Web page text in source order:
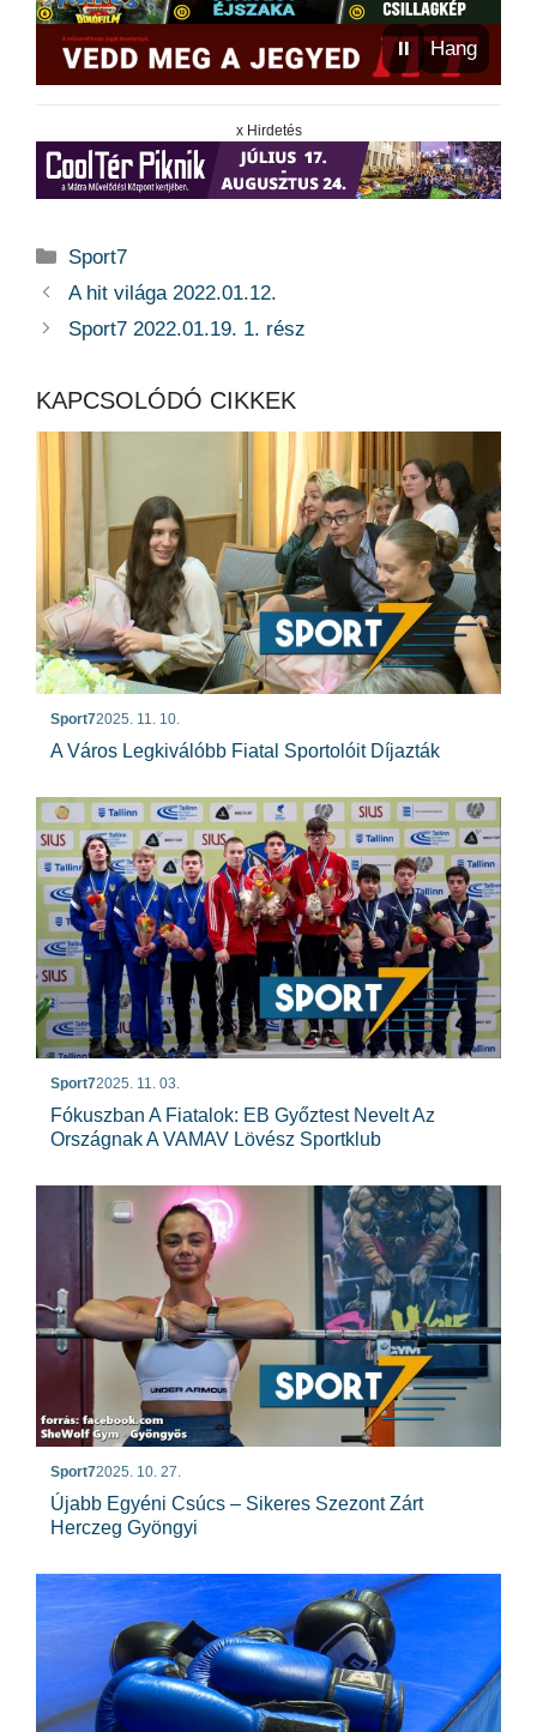
⏸ Hang
x Hirdetés
Kategória
Sport7
A hit világa 2022.01.12.
Sport7 2022.01.19. 1. rész
KAPCSOLÓDÓ CIKKEK
Sport72025. 11. 10.
A Város Legkiválóbb Fiatal Sportolóit Díjazták
Sport72025. 11. 03.
Fókuszban A Fiatalok: EB Győztest Nevelt Az
Országnak A VAMAV Lövész Sportklub
Sport72025. 10. 27.
Újabb Egyéni Csúcs – Sikeres Szezont Zárt
Herczeg Gyöngyi